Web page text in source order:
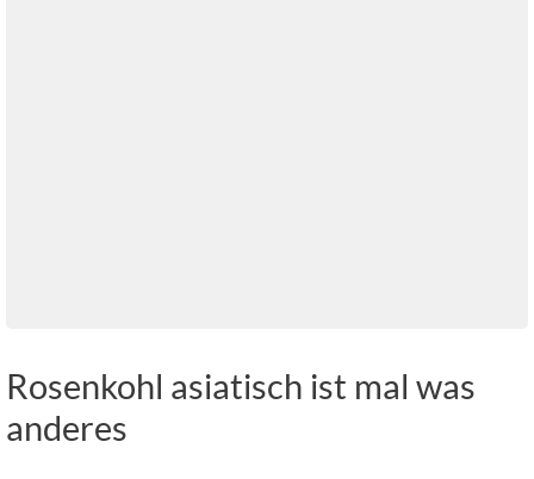
Rosenkohl asiatisch ist mal was
anderes